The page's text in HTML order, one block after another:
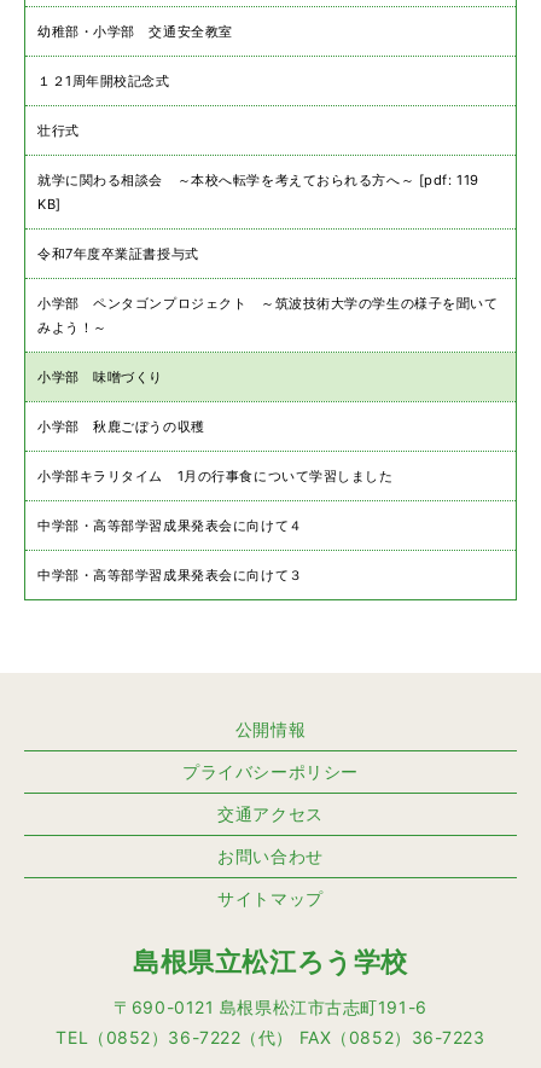
幼稚部・小学部 交通安全教室
１２1周年開校記念式
壮行式
就学に関わる相談会 ～本校へ転学を考えておられる方へ～ [pdf: 119
KB]
令和7年度卒業証書授与式
小学部 ペンタゴンプロジェクト ～筑波技術大学の学生の様子を聞いて
みよう！～
小学部 味噌づくり
小学部 秋鹿ごぼうの収穫
小学部キラリタイム 1月の行事食について学習しました
中学部・高等部学習成果発表会に向けて４
中学部・高等部学習成果発表会に向けて３
公開情報
プライバシーポリシー
交通アクセス
お問い合わせ
サイトマップ
島根県立松江ろう学校
〒690-0121 島根県松江市古志町191-6
TEL（0852）36-7222（代） FAX（0852）36-7223